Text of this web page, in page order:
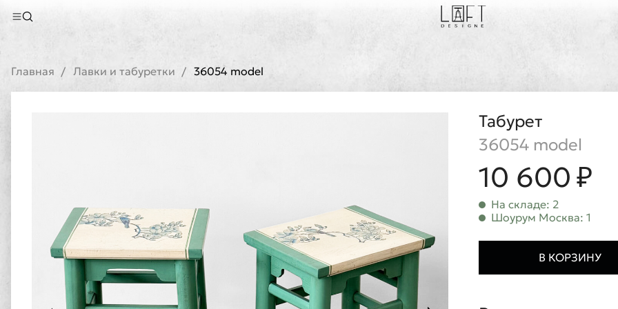
Главная Лавки и табуретки 36054 model
Табурет
36054 model
10 600 ₽
На складе: 2
Шоурум Москва: 1
В КОРЗИНУ